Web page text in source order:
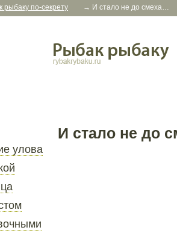
рыбаку по-секрету → И стало не до смеха…
улова
И стало не до